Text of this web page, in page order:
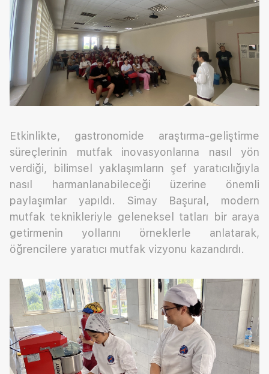
Etkinlikte, gastronomide araştırma-geliştirme
süreçlerinin mutfak inovasyonlarına nasıl yön
verdiği, bilimsel yaklaşımların şef yaratıcılığıyla
nasıl harmanlanabileceği üzerine önemli
paylaşımlar yapıldı. Simay Başural, modern
mutfak teknikleriyle geleneksel tatları bir araya
getirmenin yollarını örneklerle anlatarak,
öğrencilere yaratıcı mutfak vizyonu kazandırdı.